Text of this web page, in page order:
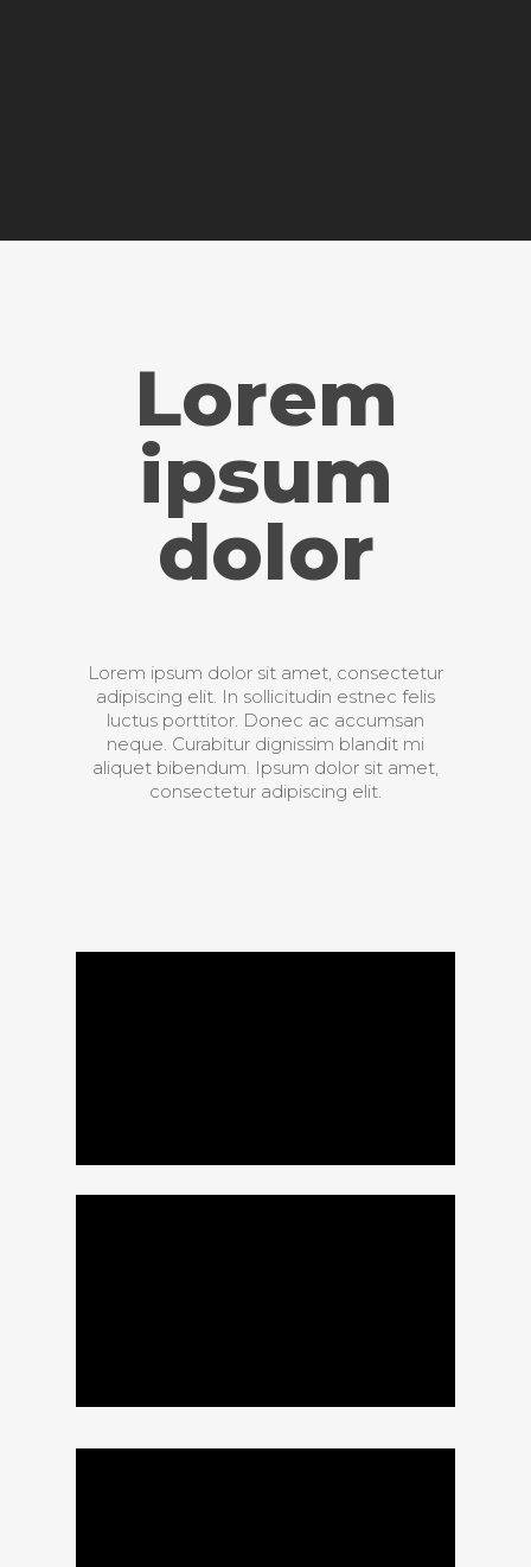
Lorem
ipsum
dolor
Lorem ipsum dolor sit amet, consectetur
adipiscing elit. In sollicitudin estnec felis
luctus porttitor. Donec ac accumsan
neque. Curabitur dignissim blandit mi
aliquet bibendum. Ipsum dolor sit amet,
consectetur adipiscing elit.